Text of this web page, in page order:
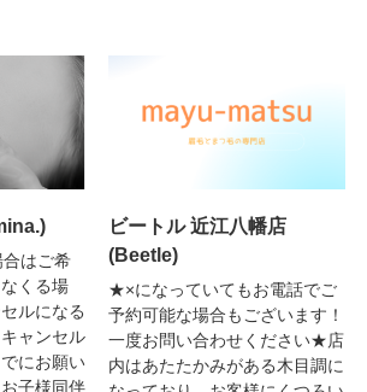
はご希
くる場
ルになる
ャンセル
にお願い
子様同伴
ビートル 近江八幡店
(Beetle)
★×になっていてもお電話でご
予約可能な場合もございます！
一度お問い合わせください★店
内はあたたかみがある木目調に